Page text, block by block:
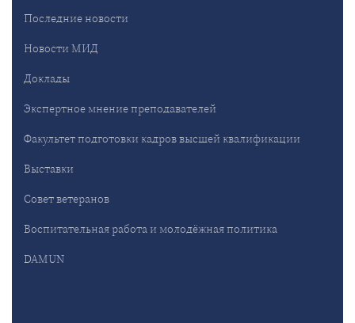
Последние новости
Новости МИД
Доклады
Экспертное мнение преподавателей
Факультет подготовки кадров высшей квалификации
Выставки
Совет ветеранов
Воспитательная работа и молодёжная политика
DAMUN